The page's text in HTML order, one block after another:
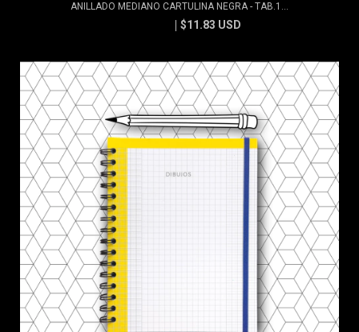
ANILLADO MEDIANO CARTULINA NEGRA - TAB.1...
$11.83 USD